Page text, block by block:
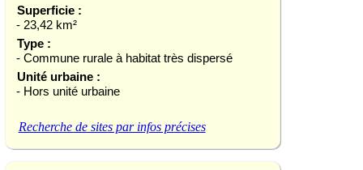
Superficie :
- 23,42 km²
Type :
- Commune rurale à habitat très dispersé
Unité urbaine :
- Hors unité urbaine
Recherche de sites par infos précises